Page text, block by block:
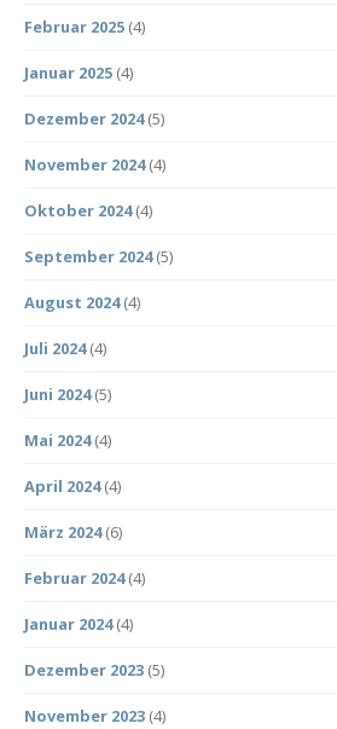
Februar 2025 (4)
Januar 2025 (4)
Dezember 2024(5)
November 2024(4)
Oktober 2024(4)
September 2024(5)
August 2024(4)
Juli 2024(4)
Juni 2024(5)
Mai 2024(4)
April 2024(4)
März 2024(6)
Februar 2024(4)
Januar 2024(4)
Dezember 2023 (5)
November 2023 (4)